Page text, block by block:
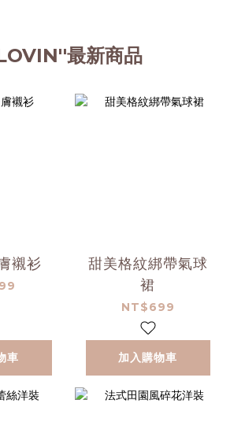
最新商品
襯衫
車
甜美格紋綁帶氣球
裙
NT$699
加入購物車